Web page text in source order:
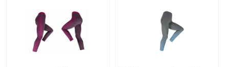
Ghette dell'elastam delle donne
Ghette Colourful di yoga